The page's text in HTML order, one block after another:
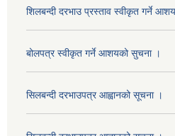
शिलबन्दी दरभाउ प्रस्ताव स्वीकृत गर्ने
बोलपत्र स्वीकृत गर्ने आशयको सुचना ।
सिलबन्दी दरभाउपत्र आह्वानको सूचना ।